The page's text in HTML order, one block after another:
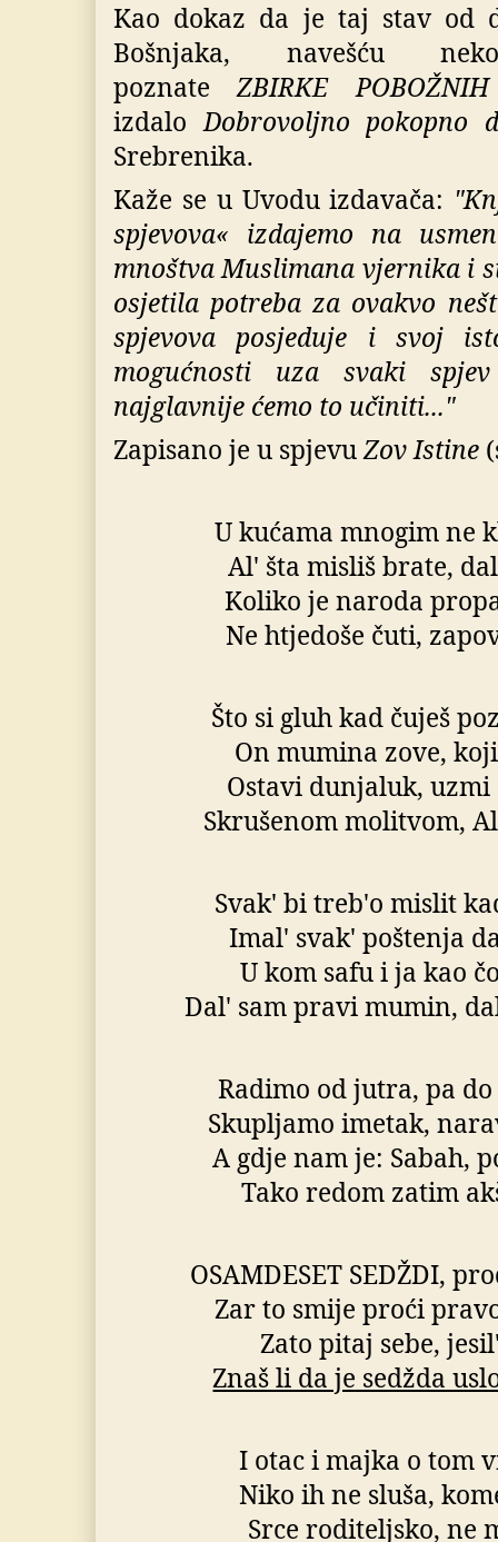
Kao dokaz da je taj stav od
Bošnjaka, navešću
poznateZBIRKE POBOŽNIH
izdaloDobrovoljno pokopno
Srebrenika.
Kaže se u Uvodu izdavača:
spjevova« izdajemo na
mnoštva Muslimana vjernika i
osjetila potreba za ovakvo
spjevova posjeduje i svoj
mogućnosti uza svaki
najglavnije ćemo to učiniti..."
Zapisano je u spjevuZov Istine
U kućama mnogim ne
Al' šta misliš brate,
Koliko je naroda
Ne htjedoše čuti,
Što si gluh kad čuješ
On mumina zove,
Ostavi dunjaluk, uzmi
Skrušenom molitvom,
Svak' bi treb'o mislit
Imal' svak' poštenja
U kom safu i ja kao
Dal' sam pravi mumin,
Radimo od jutra, pa
Skupljamo imetak,
A gdje nam je: Sabah,
Tako redom zatim
OSAMDESET SEDŽDI,
Zar to smije proći
Zato pitaj sebe,
Znaš li da je sedžda
I otac i majka o tom
Niko ih ne sluša,
Srce roditeljsko, ne